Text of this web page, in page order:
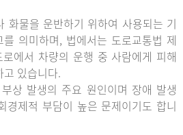
화물을 운반하기 위하여 사용되는 기
의미하며, 법에서는 도로교통법 제
에서 차량의 운행 중 사람에게 피해
있습니다.
상 발생의 주요 원인이며 장애 발생
경제적 부담이 높은 문제이기도 합니